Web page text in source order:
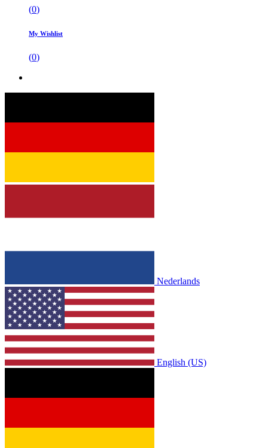
(0)
My Wishlist
(0)
Nederlands
English (US)